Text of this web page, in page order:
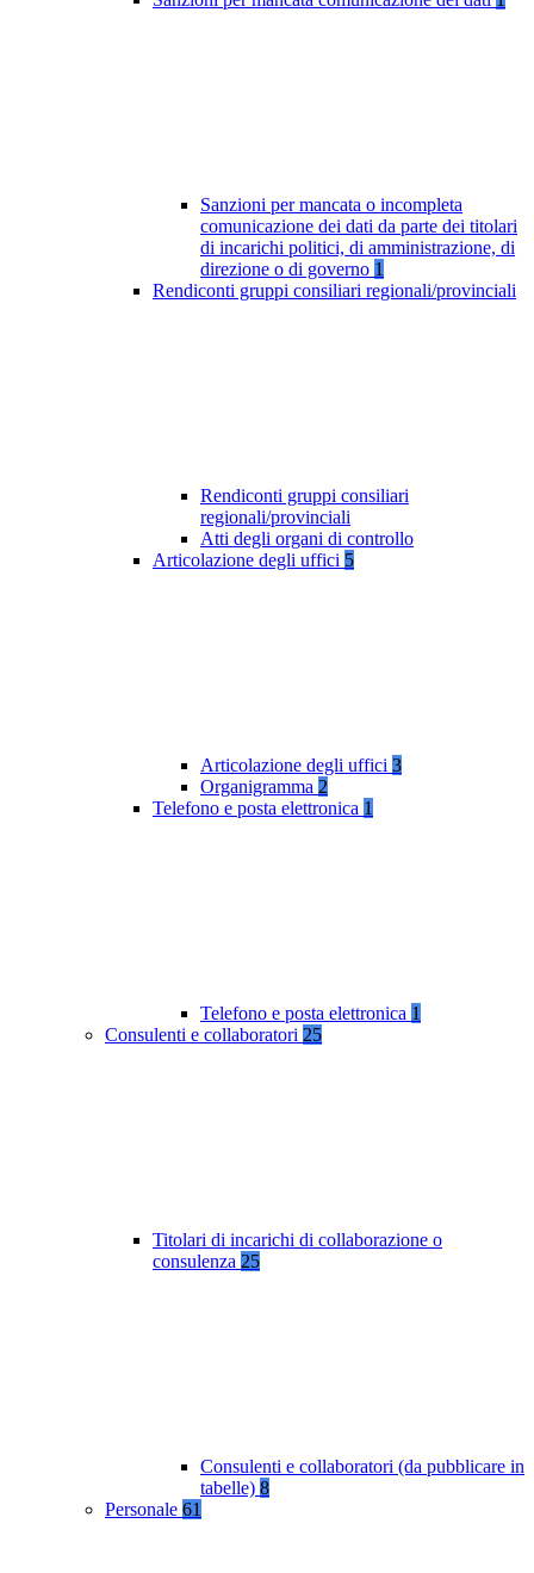
Sanzioni per mancata o incompleta
comunicazione dei dati da parte dei titolari
di incarichi politici, di amministrazione, di
direzione o di governo 1
Rendiconti gruppi consiliari regionali/provinciali
Rendiconti gruppi consiliari
regionali/provinciali
Atti degli organi di controllo
Articolazione degli uffici 5
Articolazione degli uffici 3
Organigramma 2
Telefono e posta elettronica 1
Telefono e posta elettronica 1
Consulenti e collaboratori 25
Titolari di incarichi di collaborazione o
consulenza 25
Consulenti e collaboratori (da pubblicare in
tabelle) 8
Personale 61